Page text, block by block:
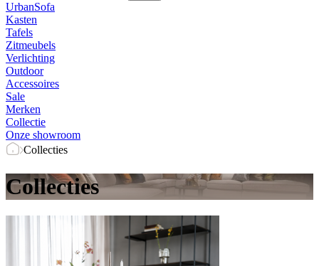
UrbanSofa
Kasten
Tafels
Zitmeubels
Verlichting
Outdoor
Accessoires
Sale
Merken
Collectie
Onze showroom
Collecties
Collecties